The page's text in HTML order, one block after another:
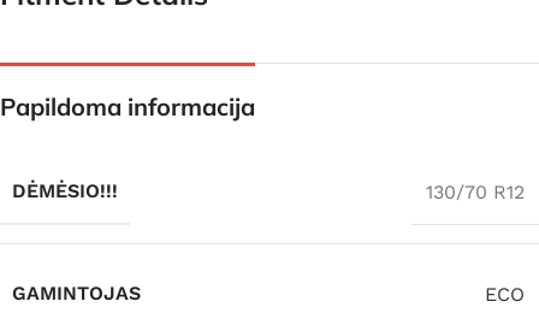
Papildoma informacija
DĖMĖSIO!!! 130/70 R12
GAMINTOJAS ECO